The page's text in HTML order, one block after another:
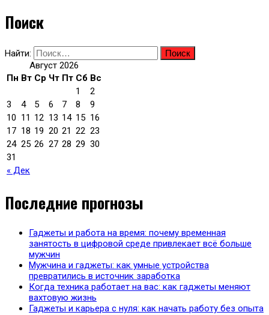
Поиск
Найти:
Август 2026
Пн Вт Ср Чт Пт Сб Вс
« Дек
1
2
3
4 5 6 7 8
9
10 11 12 13 14 15 16
17 18 19 20 21 22 23
24 25 26 27 28 29 30
31
Последние прогнозы
Гаджеты и работа на время: почему временная
занятость в цифровой среде привлекает всё больше
мужчин
Мужчина и гаджеты: как умные устройства
превратились в источник заработка
Когда техника работает на вас: как гаджеты меняют
вахтовую жизнь
Гаджеты и карьера с нуля: как начать работу без опыта